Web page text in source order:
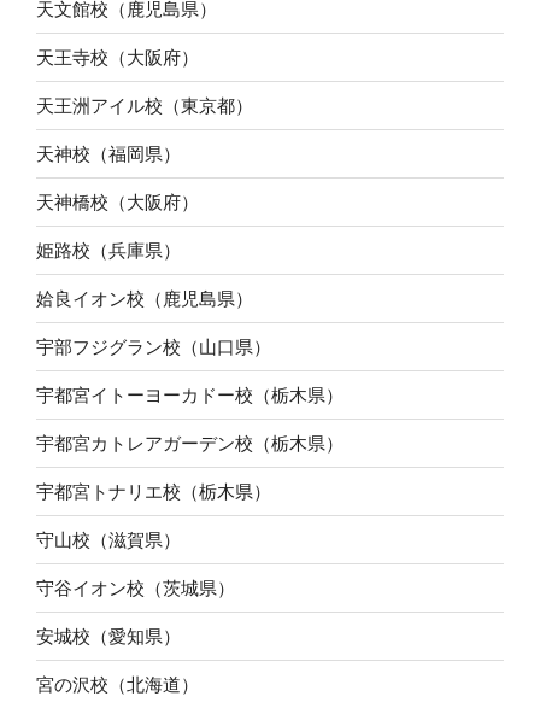
天文館校（鹿児島県）
天王寺校（大阪府）
天王洲アイル校（東京都）
天神校（福岡県）
天神橋校（大阪府）
姫路校（兵庫県）
姶良イオン校（鹿児島県）
宇部フジグラン校（山口県）
宇都宮イトーヨーカドー校（栃木県）
宇都宮カトレアガーデン校（栃木県）
宇都宮トナリエ校（栃木県）
守山校（滋賀県）
守谷イオン校（茨城県）
安城校（愛知県）
宮の沢校（北海道）